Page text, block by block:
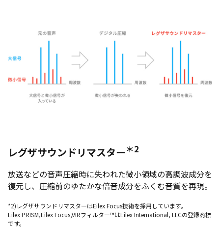
レグザサウンドリマスター＊2
放送などの音声圧縮時に失われた微小領域の高調波成分を
復元し、圧縮前のゆたかな倍音成分をふくむ音質を再現。
*2)レグザサウンドリマスターはEilex Focus技術を採用しています。
Eilex PRISM,Eilex Focus,VIRフィルター™はEilex International, LLCの登録商標
です。